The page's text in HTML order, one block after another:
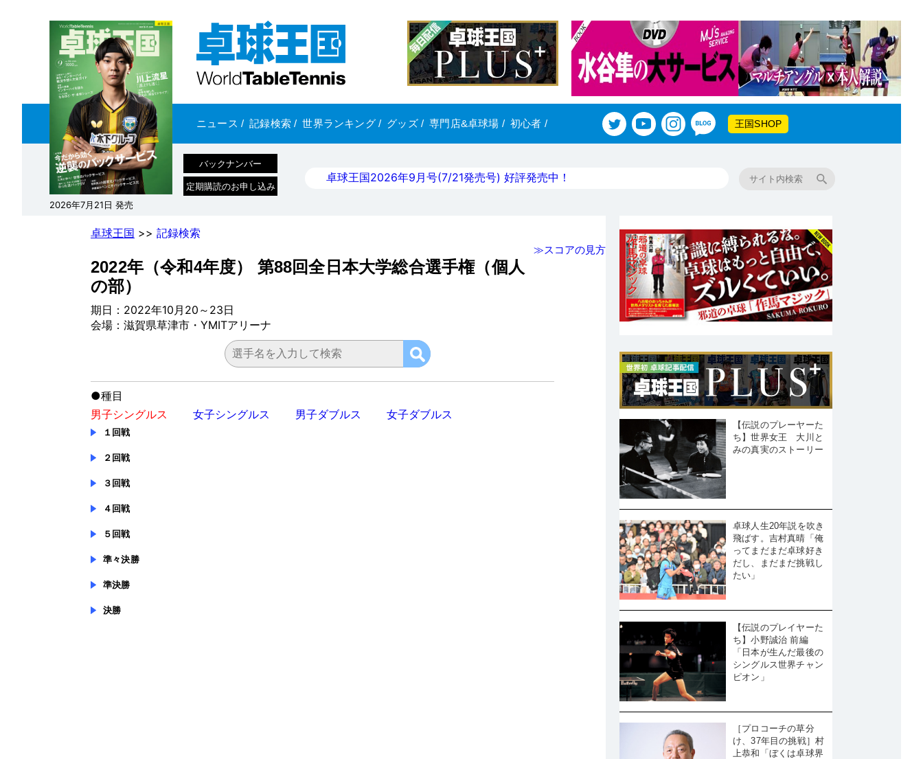
ニュース / 記録検索 / 世界ランキング/ グッズ/ 専門店&卓球場 / 初心者 / 王国SHOP
2026年7月21日 発売
バックナンバー
定期購読のお申し込み
卓球王国2026年9月号(7/21発売号) 好評発売中！
卓球王国 >> 記録検索
≫スコアの見方
2022年（令和4年度） 第88回全日本大学総合選手権（個人
の部）
期日：2022年10月20～23日
会場：滋賀県草津市・YMITアリーナ
●種目
男子シングルス
女子シングルス 男子ダブルス 女子ダブルス
１回戦
２回戦
３回戦
４回戦
５回戦
準々決勝
準決勝
決勝
【伝説のプレーヤーた
ち】世界女王 大川と
みの真実のストーリー
卓球人生20年説を吹き
飛ばす。吉村真晴「俺
ってまだまだ卓球好き
だし、まだまだ挑戦し
たい」
【伝説のプレイヤーた
ち】小野誠治 前編
「日本が生んだ最後の
シングルス世界チャン
ピオン」
［プロコーチの草分
け、37年目の挑戦］村
上恭和「ぼくは卓球界